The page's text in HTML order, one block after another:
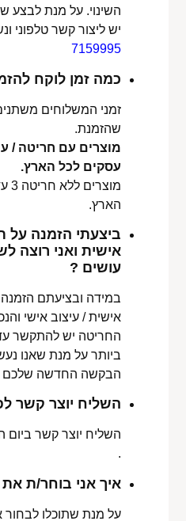
השינוי. על מנת לבצע
יש ליצור קשר טלפוני
7159995
כמה זמן לוקח
זמני המשלוחים
שהזמנת.
עסקים לכל הארץ.
הארץ.
ביצעתי הזמנה על
אישית ואני רוצה
עושים ?
במידה ובציעתם
אישית / עיצוב אישי
החריטה יש להתקשר
ביותר על מנת שאנו
הבקשה החדשה שלכם
השליח יוצר קשר
השליח יוצר קשר ביום
.
איך אני בוחר/ת
על מנת שתוכלו